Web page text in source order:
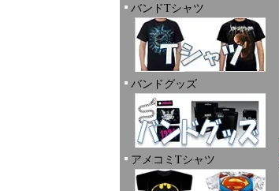
バンドTシャツ
バンドグッズ
アメコミTシャツ